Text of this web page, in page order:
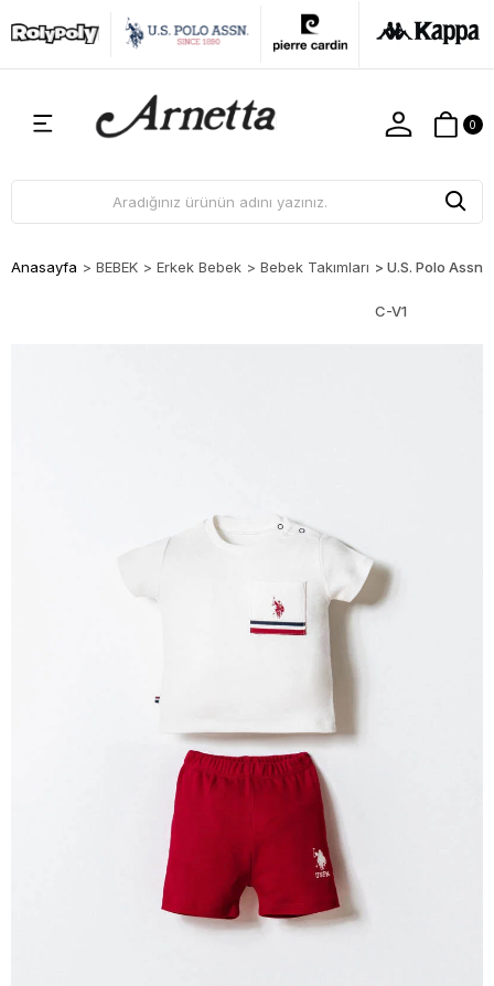
0
Anasayfa > BEBEK > Erkek Bebek > Bebek Takımları > U.S. Polo Assn.
C-V1